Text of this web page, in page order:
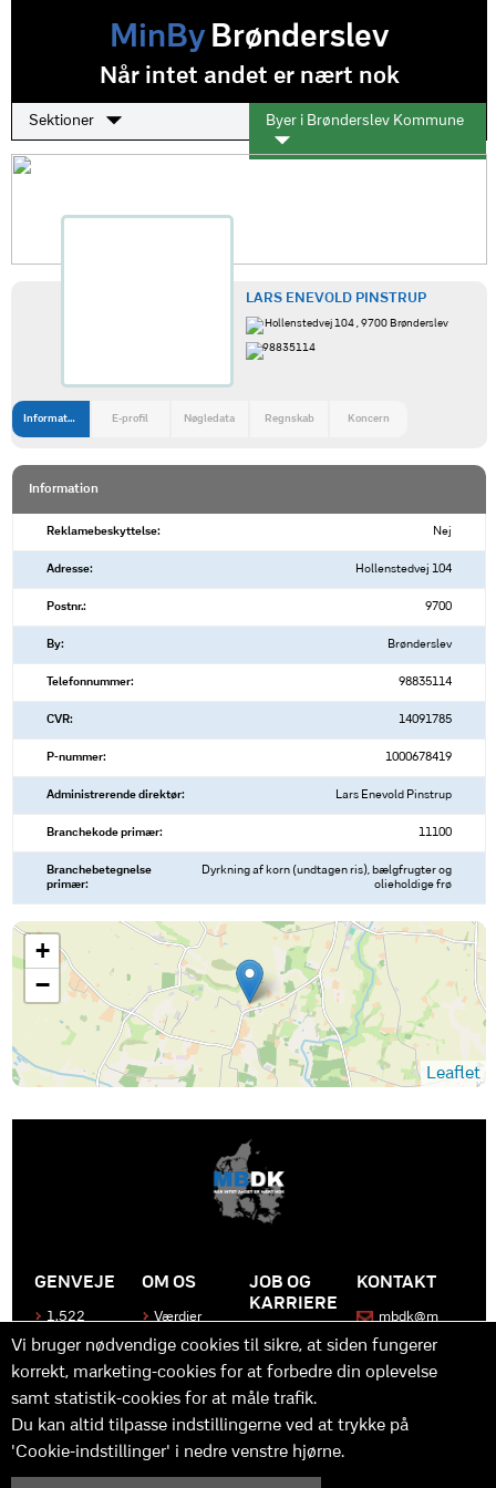
MinByBrønderslev
Når intet andet er nært nok
Sektioner Byer i Brønderslev Kommune
LARS ENEVOLD PINSTRUP
Hollenstedvej 104 , 9700 Brønderslev
98835114
Information E-profil Nøgledata Regnskab Koncern
Information
Reklamebeskyttelse: Nej
Adresse: Hollenstedvej 104
Postnr.: 9700
By: Brønderslev
Telefonnummer: 98835114
CVR: 14091785
P-nummer: 1000678419
Administrerende direktør: Lars Enevold Pinstrup
Branchekode primær: 11100
Branchebetegnelse
primær:
Dyrkning af korn (undtagen ris), bælgfrugter og
olieholdige frø
+
−
Leaflet
GENVEJE
1.522
Produkter
Kontakt
os
OM OS
Værdier
Historen
bag
MBDK
Hvad gør
os unikke
JOB OG
KARRIERE
Bliv en del
af MBDK
Vores
team
og
udvikling
KONTAKT
mbdk@m
Vi bruger nødvendige cookies til sikre, at siden fungerer
korrekt, marketing-cookies for at forbedre din oplevelse
samt statistik-cookies for at måle trafik.
Du kan altid tilpasse indstillingerne ved at trykke på
'Cookie-indstillinger' i nedre venstre hjørne.